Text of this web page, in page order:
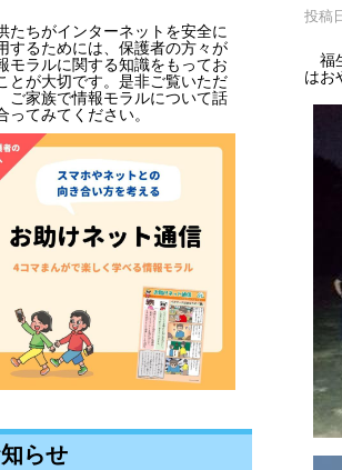
投稿
福
はお
たちがインターネットを安全に
するためには、保護者の方々が
モラルに関する知識をもってお
とが大切です。是非ご覧いただ
ご家族で情報モラルについて話
ってみてください。
らせ